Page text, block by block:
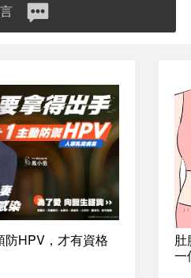
防HPV，才有資格
肚
一